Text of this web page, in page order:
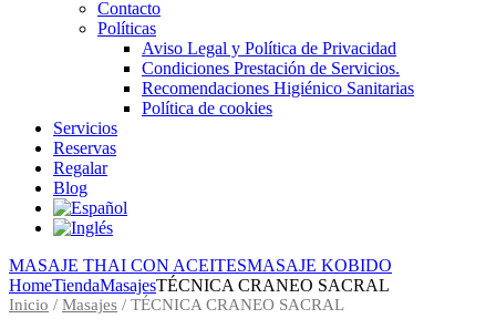
Contacto
Políticas
Aviso Legal y Política de Privacidad
Condiciones Prestación de Servicios.
Recomendaciones Higiénico Sanitarias
Política de cookies
Servicios
Reservas
Regalar
Blog
MASAJE THAI CON ACEITESMASAJE KOBIDO
HomeTiendaMasajesTÉCNICA CRANEO SACRAL
Inicio / Masajes / TÉCNICA CRANEO SACRAL